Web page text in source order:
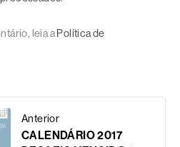
leia aPolítica de
Anterior
CALENDÁRIO 2017